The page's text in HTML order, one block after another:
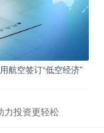
航空签订“低空经济”
力投资更轻松